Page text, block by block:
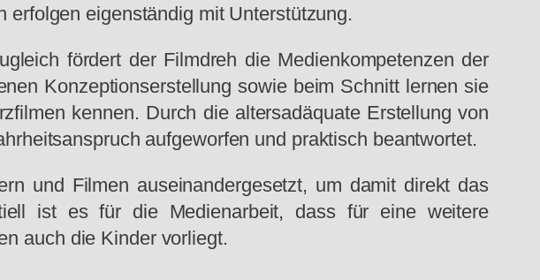
eigenständig mit Unterstützung.
fördert der Filmdreh die Medienkompetenzen der
Konzeptionserstellung sowie beim Schnitt lernen sie
kennen. Durch die altersadäquate Erstellung von
aufgeworfen und praktisch beantwortet.
und Filmen auseinandergesetzt, um damit direkt das
ist es für die Medienarbeit, dass für eine weitere
auch die Kinder vorliegt.